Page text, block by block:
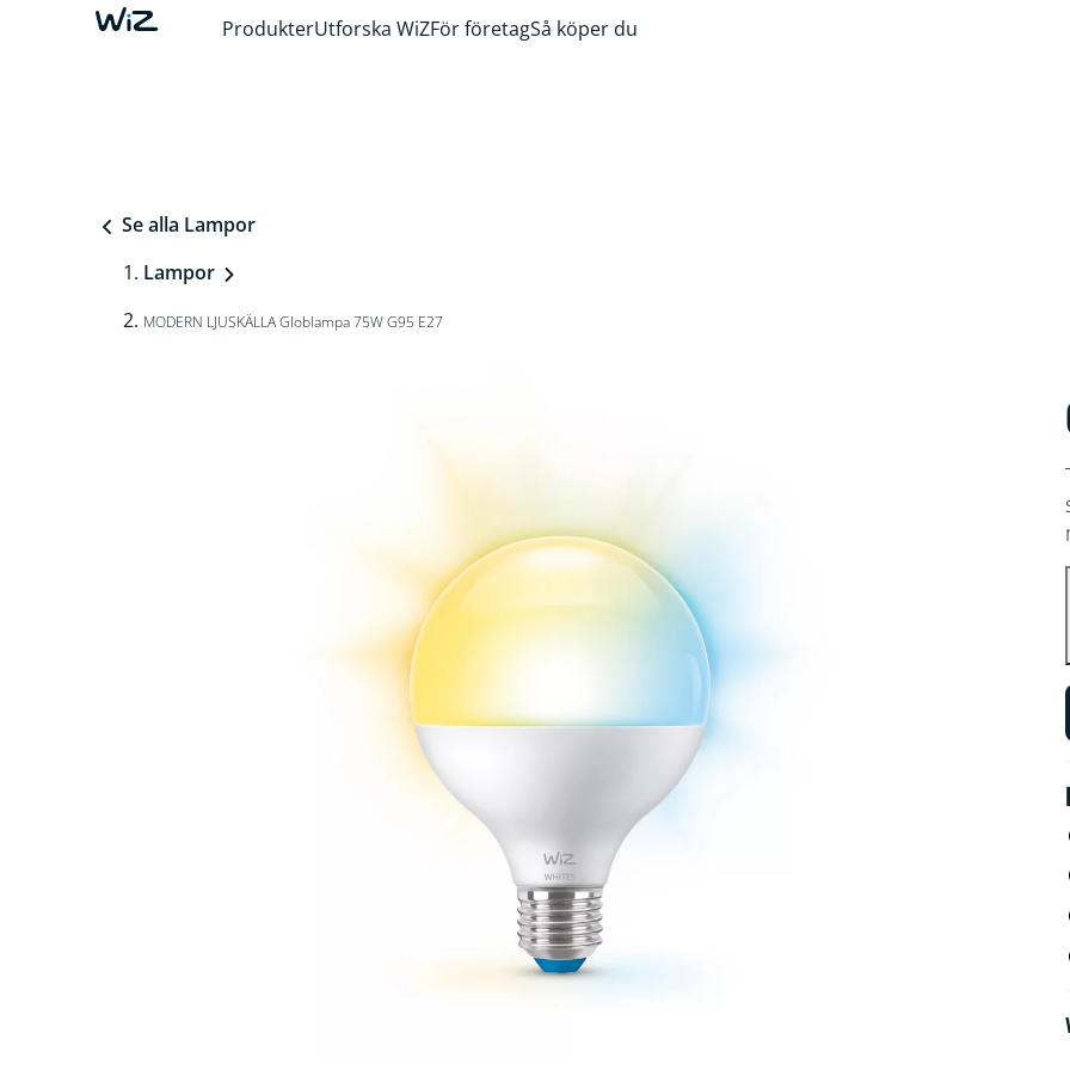
ProdukterUtforska WiZFör företagSå köper du
Se alla Lampor
Lampor
MODERN LJUSKÄLLA Globlampa 75W G95 E27